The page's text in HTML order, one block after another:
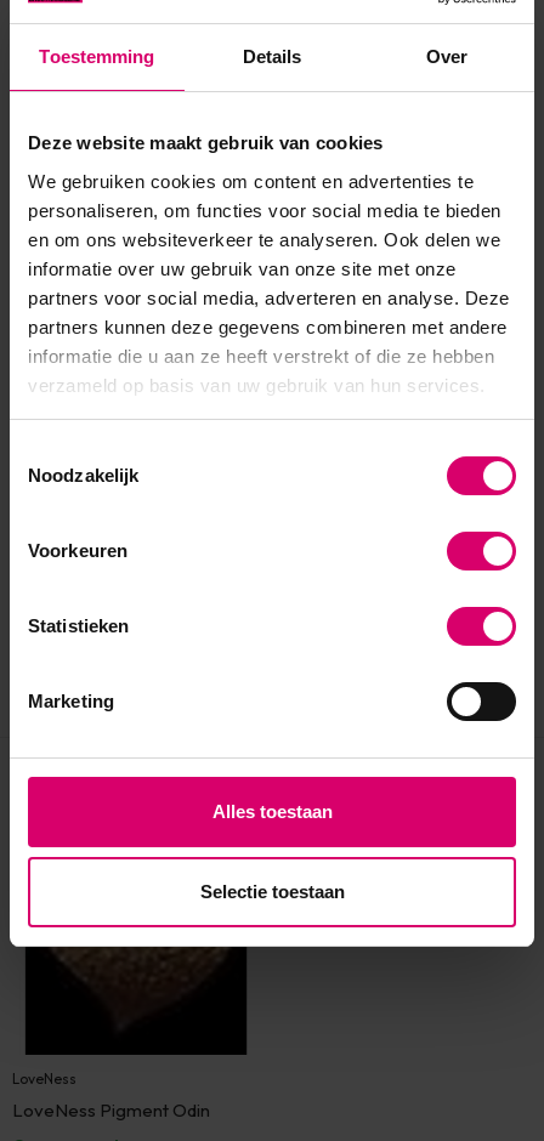
Toestemming Details Over
Deze website maakt gebruik van cookies
We gebruiken cookies om content en advertenties te
personaliseren, om functies voor social media te bieden
en om ons websiteverkeer te analyseren. Ook delen we
informatie over uw gebruik van onze site met onze
partners voor social media, adverteren en analyse. Deze
partners kunnen deze gegevens combineren met andere
informatie die u aan ze heeft verstrekt of die ze hebben
verzameld op basis van uw gebruik van hun services.
Noodzakelijk
Voorkeuren
Statistieken
Marketing
Alles toestaan
Selectie toestaan
Toon meer
Artikelnummer 54086
SKU 611400
Eerder bekeken
LoveNess
LoveNess Pigment Odin